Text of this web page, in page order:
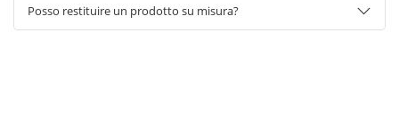
Posso restituire un prodotto su misura?